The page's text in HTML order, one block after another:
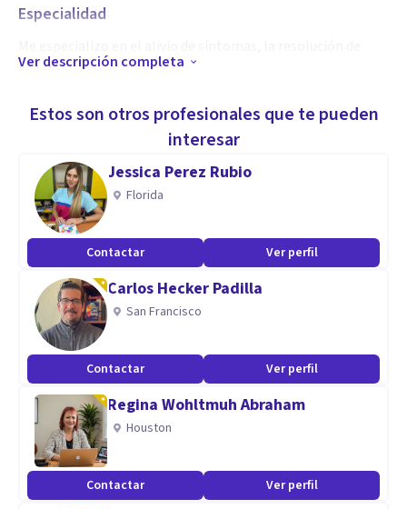
Especialidad
conflictos y la elaboración de situaciones traumáticas
embarazo, parto y puerperio, maternidad/paternidad,
Aptitudes
Mucha experiencia, empatía y postgrados.
Ver descripción completa
Estos son otros profesionales que te pueden
interesar
Jessica Perez Rubio
Florida
Contactar Ver perfil
Carlos Hecker Padilla
San Francisco
Contactar Ver perfil
Regina Wohltmuh Abraham
Houston
Contactar Ver perfil